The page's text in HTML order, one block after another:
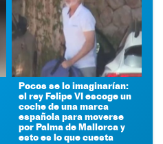
Pocos se lo imaginarían:
el rey Felipe VI escoge un
coche de una marca
española para moverse
por Palma de Mallorca y
esto es lo que cuesta